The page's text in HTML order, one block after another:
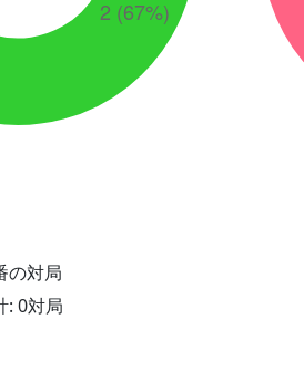
の対局
: 0対局